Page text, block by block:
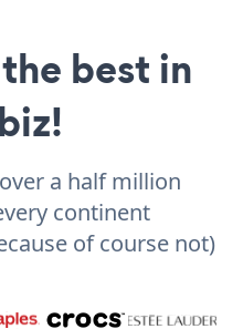
best in
a half million
continent
of course not)